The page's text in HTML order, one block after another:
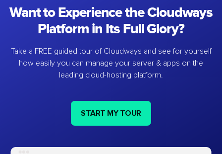
Want to Experience the Cloudways
Platform in Its Full Glory?
Take a FREE guided tour of Cloudways and see for yourself
how easily you can manage your server & apps on the
leading cloud-hosting platform.
START MY TOUR